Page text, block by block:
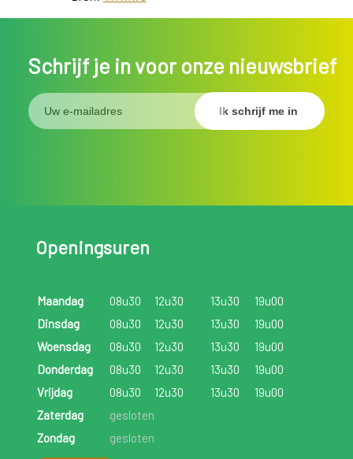
Schrijf je in voor onze nieuwsbrief
Openingsuren
Maandag 08u30 12u30 13u30
19u00
Dinsdag
08u30 12u30 13u30
19u00
Woensdag
08u30 12u30 13u30
19u00
Donderdag
08u30 12u30 13u30
19u00
Vrijdag
08u30 12u30 13u30
19u00
Zaterdag
gesloten
Zondag
gesloten